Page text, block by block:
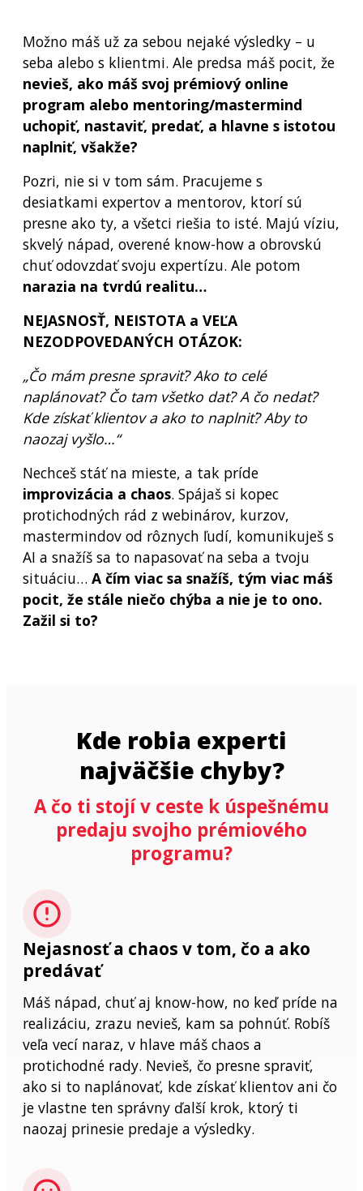
Možno máš už za sebou nejaké výsledky – u
seba alebo s klientmi. Ale predsa máš pocit, že
nevieš, ako máš svoj prémiový online
program alebo mentoring/mastermind
uchopiť, nastaviť, predať, a hlavne s istotou
naplniť, všakže?
Pozri, nie si v tom sám. Pracujeme s
desiatkami expertov a mentorov, ktorí sú
presne ako ty, a všetci riešia to isté. Majú víziu,
skvelý nápad, overené know-how a obrovskú
chuť odovzdať svoju expertízu. Ale potom
narazia na tvrdú realitu…
NEJASNOSŤ, NEISTOTA a VEĽA
NEZODPOVEDANÝCH OTÁZOK:
„Čo mám presne spraviť? Ako to celé
naplánovať? Čo tam všetko dať? A čo nedať?
Kde získať klientov a ako to naplniť? Aby to
naozaj vyšlo…“
Nechceš stáť na mieste, a tak príde
improvizácia a chaos. Spájaš si kopec
protichodných rád z webinárov, kurzov,
mastermindov od rôznych ľudí, komunikuješ s
AI a snažíš sa to napasovať na seba a tvoju
situáciu… A čím viac sa snažíš, tým viac máš
pocit, že stále niečo chýba a nie je to ono.
Zažil si to?
Kde robia experti
najväčšie chyby?
A čo ti stojí v ceste k úspešnému
predaju svojho prémiového
programu?
Nejasnosť a chaos v tom, čo a ako
predávať
Máš nápad, chuť aj know-how, no keď príde na
realizáciu, zrazu nevieš, kam sa pohnúť. Robíš
veľa vecí naraz, v hlave máš chaos a
protichodné rady. Nevieš, čo presne spraviť,
ako si to naplánovať, kde získať klientov ani čo
je vlastne ten správny ďalší krok, ktorý ti
naozaj prinesie predaje a výsledky.